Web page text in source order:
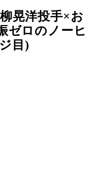
晃洋投手×お
ゼロのノーヒ
目)